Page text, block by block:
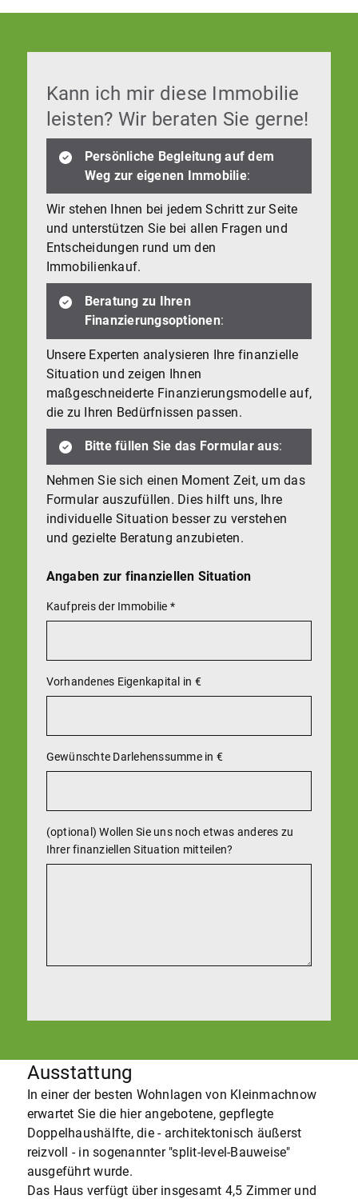
Kann ich mir diese Immobilie
leisten? Wir beraten Sie gerne!
Persönliche Begleitung auf dem
Weg zur eigenen Immobilie:
Wir stehen Ihnen bei jedem Schritt zur Seite
und unterstützen Sie bei allen Fragen und
Entscheidungen rund um den
Immobilienkauf.
Beratung zu Ihren
Finanzierungsoptionen:
Unsere Experten analysieren Ihre finanzielle
Situation und zeigen Ihnen
maßgeschneiderte Finanzierungsmodelle auf,
die zu Ihren Bedürfnissen passen.
Bitte füllen Sie das Formular aus:
Nehmen Sie sich einen Moment Zeit, um das
Formular auszufüllen. Dies hilft uns, Ihre
individuelle Situation besser zu verstehen
und gezielte Beratung anzubieten.
Angaben zur finanziellen Situation
Kaufpreis der Immobilie *
Vorhandenes Eigenkapital in €
Gewünschte Darlehenssumme in €
(optional) Wollen Sie uns noch etwas anderes zu
Ihrer finanziellen Situation mitteilen?
Ausstattung
In einer der besten Wohnlagen von Kleinmachnow
erwartet Sie die hier angebotene, gepflegte
Doppelhaushälfte, die - architektonisch äußerst
reizvoll - in sogenannter "split-level-Bauweise"
ausgeführt wurde.
Das Haus verfügt über insgesamt 4,5 Zimmer und